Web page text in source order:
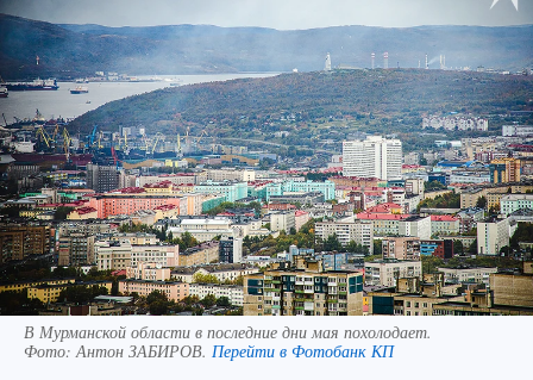
В Мурманской области в последние дни мая похолодает.
Фото: Антон ЗАБИРОВ. Перейти в Фотобанк КП